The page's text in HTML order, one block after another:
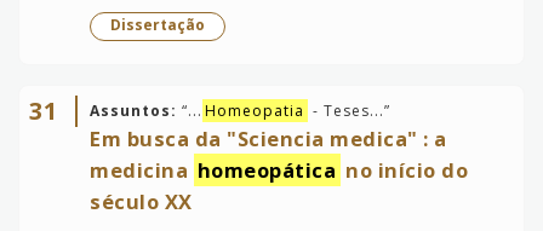
Dissertação
31 Assuntos: “... Homeopatia - Teses...”
Em busca da "Sciencia medica" : a
medicina homeopática no início do
século XX